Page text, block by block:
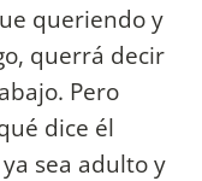
queriendo y
querrá decir
Pero
dice él
sea adulto y